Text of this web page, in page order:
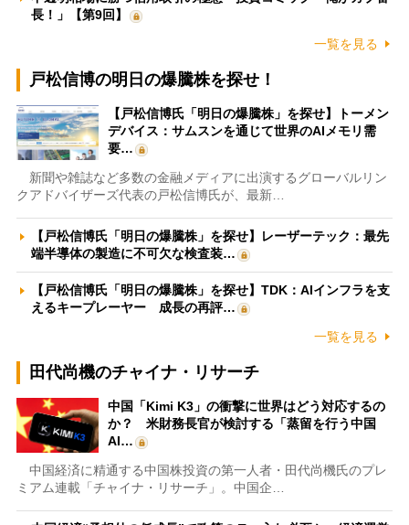
長！」【第9回】
一覧を見る
戸松信博の明日の爆騰株を探せ！
【戸松信博氏「明日の爆騰株」を探せ】トーメン
デバイス：サムスンを通じて世界のAIメモリ需
要…
新聞や雑誌など多数の金融メディアに出演するグローバルリン
クアドバイザーズ代表の戸松信博氏が、最新…
【戸松信博氏「明日の爆騰株」を探せ】レーザーテック：最先
端半導体の製造に不可欠な検査装…
【戸松信博氏「明日の爆騰株」を探せ】TDK：AIインフラを支
えるキープレーヤー 成長の再評…
一覧を見る
田代尚機のチャイナ・リサーチ
中国「Kimi K3」の衝撃に世界はどう対応するの
か？ 米財務長官が検討する「蒸留を行う中国
AI…
中国経済に精通する中国株投資の第一人者・田代尚機氏のプレ
ミアム連載「チャイナ・リサーチ」。中国企…